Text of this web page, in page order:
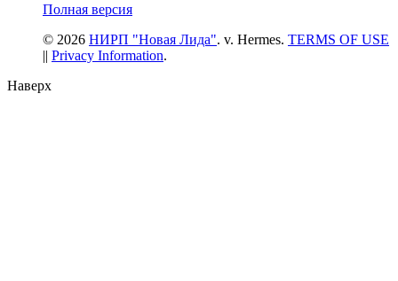
Полная версия
© 2026 НИРП "Новая Лида". v. Hermes. TERMS OF USE
|| Privacy Information.
Наверх